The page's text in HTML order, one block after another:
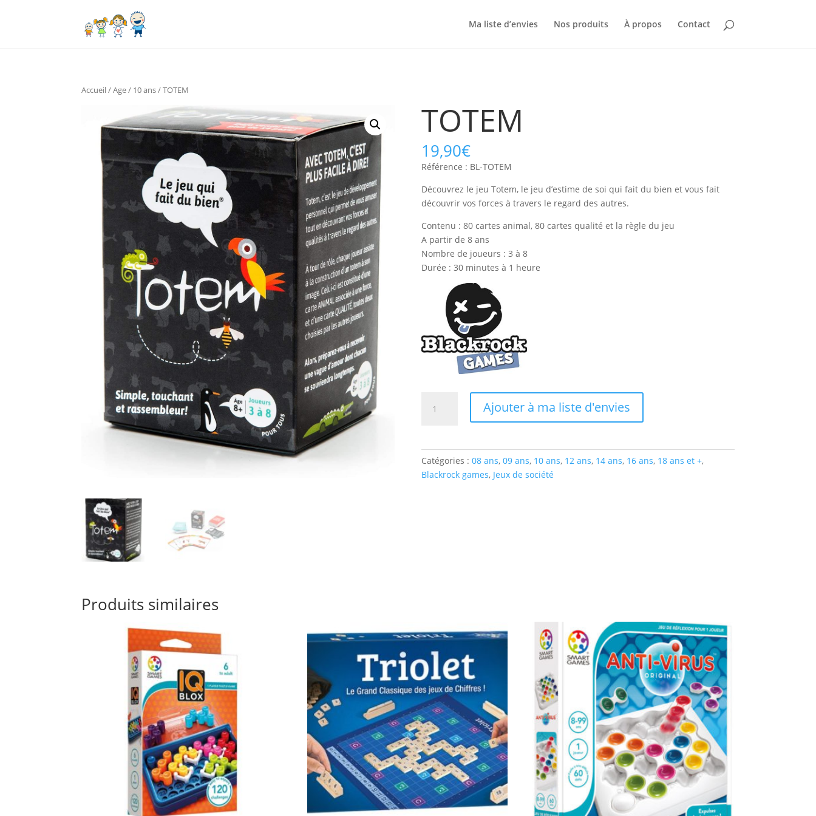
Ma liste d’envies Nos produits À propos Contact
Accueil/Age/ 10 ans/ TOTEM
TOTEM
19,90€
Référence : BL-TOTEM
Découvrez le jeu Totem, le jeu d’estime de soi qui fait du bien et vous fait
découvrir vos forces à travers le regard des autres.
Contenu : 80 cartes animal, 80 cartes qualité et la règle du jeu
A partir de 8 ans
Nombre de joueurs : 3 à 8
Durée : 30 minutes à 1 heure
Ajouter à ma liste d'envies
Catégories : 08 ans, 09 ans, 10 ans, 12 ans, 14 ans, 16 ans, 18 ans et +,
Blackrock games, Jeux de société
Produits similaires